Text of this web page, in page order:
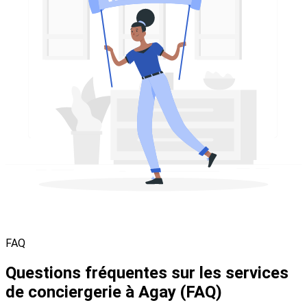
FAQ
Questions fréquentes sur les services
de conciergerie à Agay (FAQ)